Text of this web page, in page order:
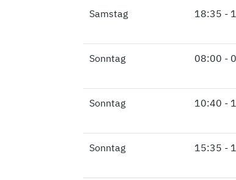
Samstag 18:35 -
Sonntag 08:00 -
Sonntag 10:40 -
Sonntag 15:35 -
Samstag
Sonntag
Sonntag
Sonntag